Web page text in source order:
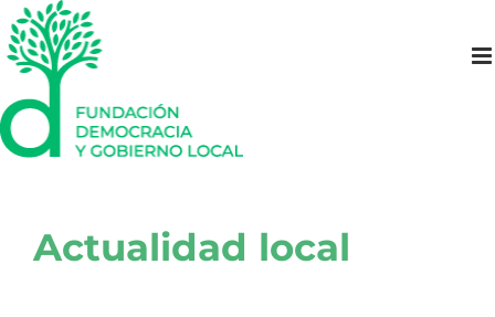
Saltar
al
contenido
Actualidad local